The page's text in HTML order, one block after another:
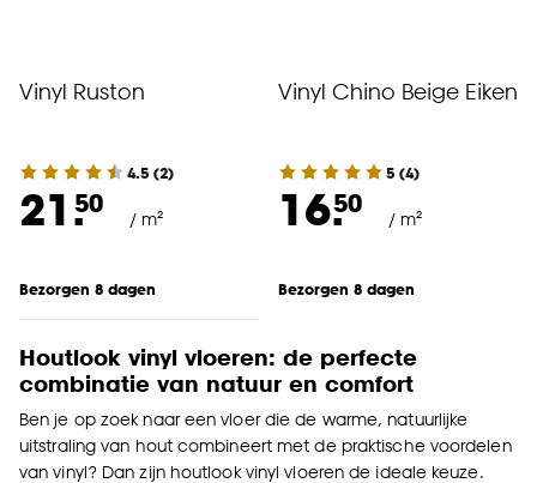
Vinyl Ruston
4.5 (2)
21.50
/ m²
Bezorgen 8 dagen
Vinyl Chino Beige Eiken
5 (4)
16.50
/ m²
Bezorgen 8 dagen
Houtlook vinyl vloeren: de perfecte
combinatie van natuur en comfort
Ben je op zoek naar een vloer die de warme, natuurlijke
uitstraling van hout combineert met de praktische voordelen
van vinyl? Dan zijn houtlook vinyl vloeren de ideale keuze.